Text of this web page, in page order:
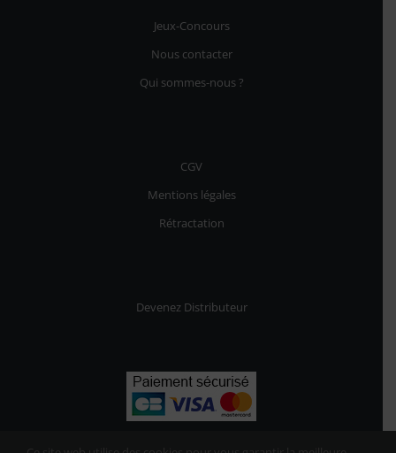
Jeux-Concours
Nous contacter
Qui sommes-nous ?
CGV
Mentions légales
Rétractation
Devenez Distributeur